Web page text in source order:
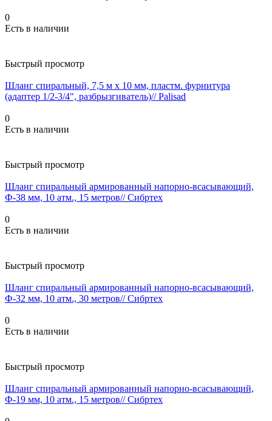
0
Есть в наличии
Быстрый просмотр
Шланг спиральный, 7,5 м х 10 мм, пластм. фурнитура
(адаптер 1/2-3/4", разбрызгиватель)// Palisad
0
Есть в наличии
Быстрый просмотр
Шланг спиральный армированный напорно-всасывающий,
Ф-38 мм, 10 атм., 15 метров// Сибртех
0
Есть в наличии
Быстрый просмотр
Шланг спиральный армированный напорно-всасывающий,
Ф-32 мм, 10 атм., 30 метров// Сибртех
0
Есть в наличии
Быстрый просмотр
Шланг спиральный армированный напорно-всасывающий,
Ф-19 мм, 10 атм., 15 метров// Сибртех